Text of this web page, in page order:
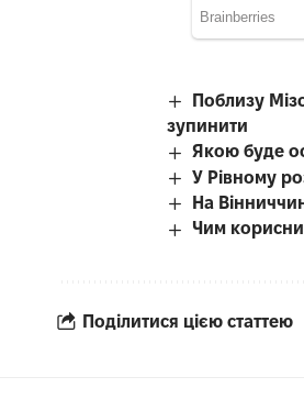
Поблизу
зупинити
Якою буде
У Рівному
На
Чим
Поділитися цією статтею